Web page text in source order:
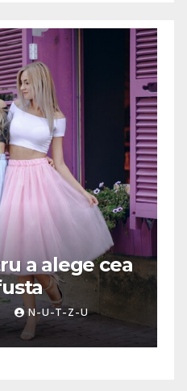
a alege cea
N-U-T-Z-U